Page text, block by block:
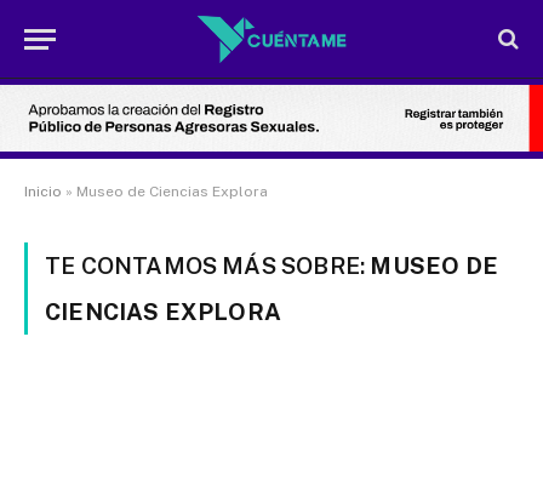
Inicio » Museo de Ciencias Explora
TE CONTAMOS MÁS SOBRE: MUSEO DE
CIENCIAS EXPLORA